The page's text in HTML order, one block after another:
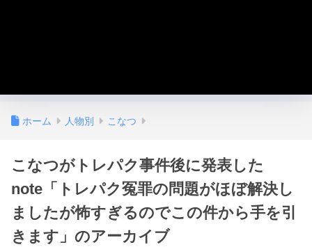
ホーム 人物別 こなつ
こなつがトレパク事件後に発表した
note「トレパク冤罪の問題がほぼ解決し
ましたが怖すぎるのでこの件から手を引
きます」のアーカイブ